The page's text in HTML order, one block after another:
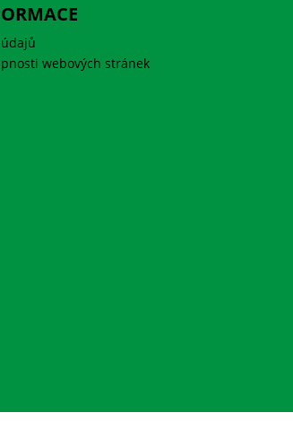
webových stránek